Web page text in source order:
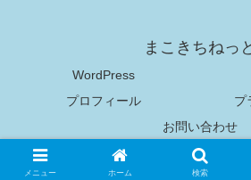
まこきちねっ
WordPress
プロフィール
プ
お問い合わせ
Copyright © 2018-2026 まこきちねっ
メニュー ホーム 検索